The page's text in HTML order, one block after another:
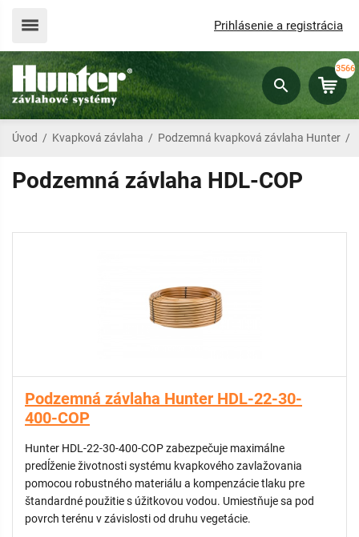
Prihlásenie a registrácia
3566
Úvod / Kvapková závlaha / Podzemná kvapková závlaha Hunter /
Podzemná závlaha HDL-COP
Podzemná závlaha Hunter HDL-22-30-
400-COP
Hunter HDL-22-30-400-COP zabezpečuje maximálne
predĺženie životnosti systému kvapkového zavlažovania
pomocou robustného materiálu a kompenzácie tlaku pre
štandardné použitie s úžitkovou vodou. Umiestňuje sa pod
povrch terénu v závislosti od druhu vegetácie.